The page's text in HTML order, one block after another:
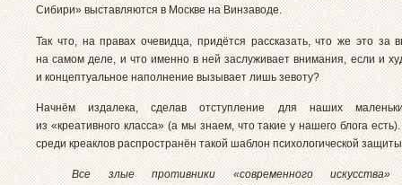
Сибири» выставляются в Москве на Винзаводе.
Так что, на правах очевидца, придётся рассказать, что же это за
на самом деле, и что именно в ней заслуживает внимания, если и
и концептуальное наполнение вызывает лишь зевоту?
Начнём издалека, сделав отступление для наших
из «креативного класса» (а мы знаем, что такие у нашего блога
среди креаклов распространён такой шаблон психологической
Все злые противники «современного